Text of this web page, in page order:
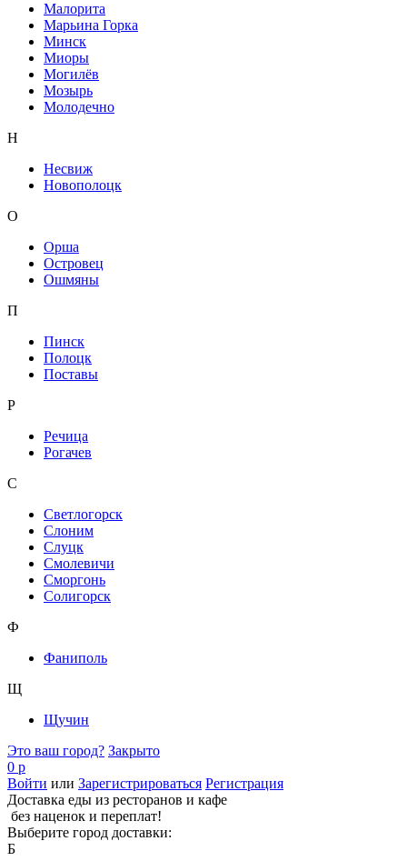
Малорита
Марьина Горка
Минск
Миоры
Могилёв
Мозырь
Молодечно
Н
Несвиж
Новополоцк
О
Орша
Островец
Ошмяны
П
Пинск
Полоцк
Поставы
Р
Речица
Рогачев
С
Светлогорск
Слоним
Слуцк
Смолевичи
Сморгонь
Солигорск
Ф
Фаниполь
Щ
Щучин
Это ваш город? Закрыто
0 р
Войти или Зарегистрироваться Регистрация
Доставка еды из ресторанов и кафе
без наценок и переплат!
Выберите город доставки:
Б